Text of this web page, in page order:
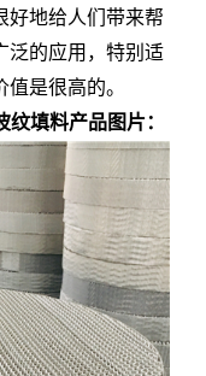
好地给人们带来帮
泛的应用，特别适
是很高的。
纹填料产品图片：